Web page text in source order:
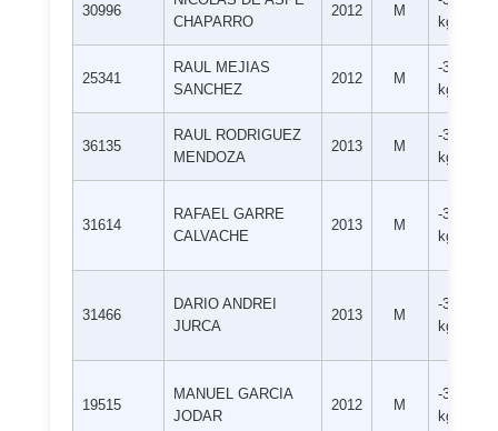
30996
CHAPARRO
2012 M
kg
25341
RAUL MEJIAS
SANCHEZ
2012 M
-38
kg
36135
RAUL RODRIGUEZ
MENDOZA
2013 M
-38
kg
31614
RAFAEL GARRE
CALVACHE
2013 M
-38
kg
31466
DARIO ANDREI
JURCA
2013 M
-38
kg
19515
MANUEL GARCIA
JODAR
2012 M
-38
kg